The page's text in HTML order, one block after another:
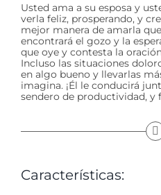
Usted ama a su esposa y
verla feliz, prosperando, y
mejor manera de amarla
encontrará el gozo y la
que oye y contesta la
Incluso las situaciones
en algo bueno y llevarlas
imagina. ¡Él le conducirá
sendero de productividad, y
Características: